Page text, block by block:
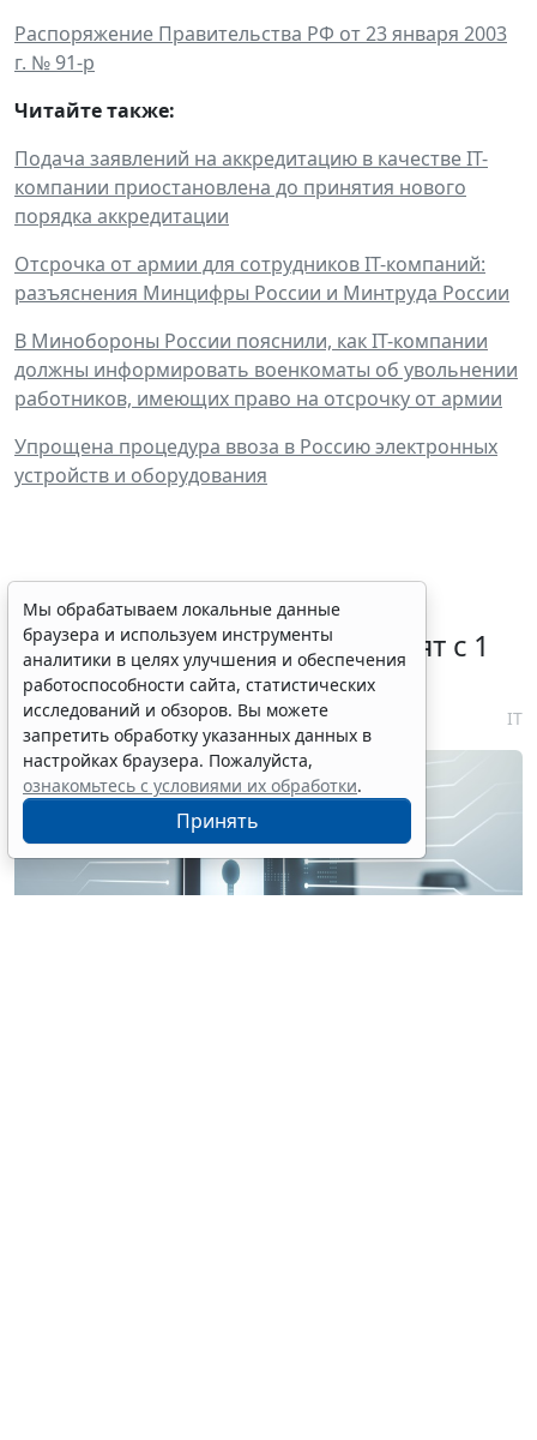
Распоряжение Правительства РФ от 23 января 2003
г. № 91-р
Читайте также:
Подача заявлений на аккредитацию в качестве IT-
компании приостановлена до принятия нового
порядка аккредитации
Отсрочка от армии для сотрудников IT-компаний:
разъяснения Минцифры России и Минтруда России
В Минобороны России пояснили, как IT-компании
должны информировать военкоматы об увольнении
работников, имеющих право на отсрочку от армии
Упрощена процедура ввоза в Россию электронных
устройств и оборудования
Правовую охрану цифровых
технологий в России расширят с 1
января 2027 года
7 августа 2026 18:04 IT
Мы обрабатываем локальные данные
браузера и используем инструменты
аналитики в целях улучшения и обеспечения
работоспособности сайта, статистических
исследований и обзоров. Вы можете
запретить обработку указанных данных в
настройках браузера. Пожалуйста,
ознакомьтесь с условиями их обработки.
Принять